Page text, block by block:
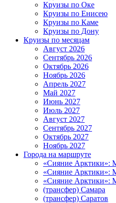
Круизы по Оке
Круизы по Енисею
Круизы по Каме
Круизы по Дону
Круизы по месяцам
Август 2026
Сентябрь 2026
Октябрь 2026
Ноябрь 2026
Апрель 2027
Май 2027
Июнь 2027
Июль 2027
Август 2027
Сентябрь 2027
Октябрь 2027
Ноябрь 2027
Города на маршруте
«Сияние Арктики»:
«Сияние Арктики»:
«Сияние Арктики»:
(трансфер) Самара
(трансфер) Саратов